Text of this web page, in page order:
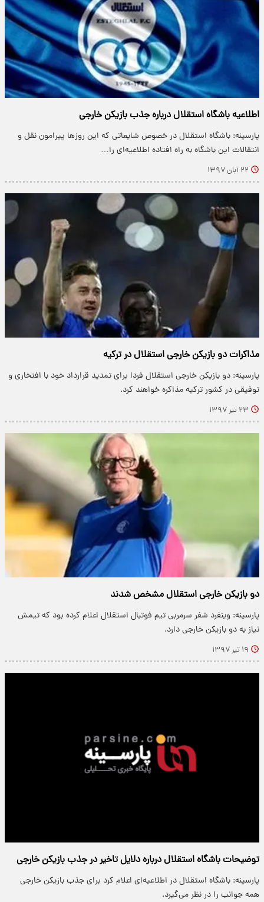
اطلاعیه باشگاه استقلال درباره جذب بازیکن خارجی
پارسینه: باشگاه استقلال در خصوص شایعاتی که این روزها پیرامون نقل و
انتقالات این باشگاه به راه افتاده اطلاعیه‌ای را…
۲۲ آبان ۱۳۹۷
مذاکرات دو بازیکن خارجی استقلال در ترکیه
پارسینه: دو بازیکن خارجی استقلال فردا برای تمدید قرارداد خود با افتخاری و
توفیقی در کشور ترکیه مذاکره خواهند کرد.
۲۳ تیر ۱۳۹۷
دو بازیکن خارجی استقلال مشخص شدند
پارسینه: وینفرد شفر سرمربی تیم فوتبال استقلال اعلام کرده بود که تیمش
نیاز به دو بازیکن خارجی دارد.
۱۹ تیر ۱۳۹۷
توضیحات باشگاه استقلال درباره دلایل تاخیر در جذب بازیکن خارجی
پارسینه: باشگاه استقلال در اطلاعیه‌ای اعلام کرد برای جذب بازیکن خارجی
همه جوانب را در نظر می‌گیرد.